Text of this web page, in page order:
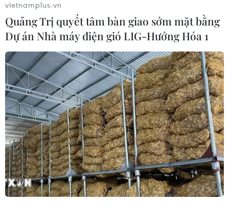
TIN CÙNG CHUYÊN MỤC
Dữ liệu việc làm Mỹ mở thêm dư địa
cho giá vàng trong tuần qua
08/08/2026 04:29
Thương mại Việt Nam-Australia
hướng tới những động lực tăng
trưởng mới
08/08/2026 03:29
vietnamplus.vn
Quảng Trị quyết tâm bàn giao sớm mặt bằng
Dự án Nhà máy điện gió LIG-Hướng Hóa 1